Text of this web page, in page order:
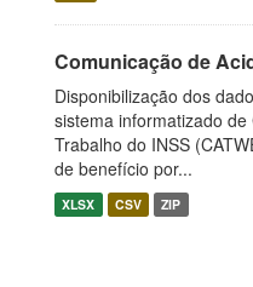
Comunicação de
Disponibilização dos
sistema informatizado
Trabalho do INSS
de benefício por...
XLSX CSV ZIP